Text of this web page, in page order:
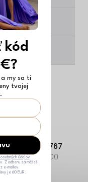
+421 23332 9767
Po-Pi: 8:00-18:00
kód
a my sa ti
tvojej
osobných údajov
Z odberu sa môžeš
e-mailov.
je 60 EUR.